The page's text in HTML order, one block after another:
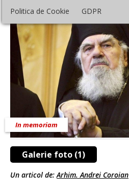
Politica de Cookie GDPR
Galerie foto (1)
In memoriam
Un articol de:Arhim. Andrei Coroian